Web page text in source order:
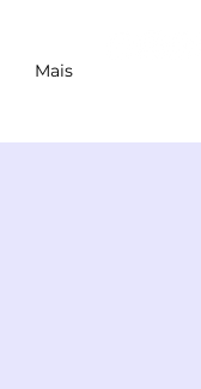
Mais